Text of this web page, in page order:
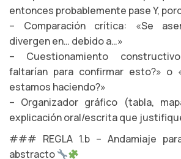
entonces probablemente pase Y,
– Comparación crítica: «Se
divergen en… debido a…»
– Cuestionamiento
faltarían para confirmar esto?» o
estamos haciendo?»
– Organizador gráfico (tabla,
explicación oral/escrita que
### REGLA 1.b – Andamiaje
abstracto